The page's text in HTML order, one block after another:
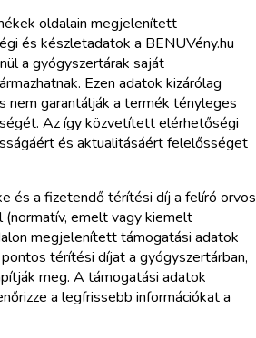
oldalain megjelenített
és készletadatok a BENUVény.hu
a gyógyszertárak saját
Ezen adatok kizárólag
nem garantálják a termék tényleges
Az így közvetített elérhetőségi
és aktualitásáért felelősséget
és a fizetendő térítési díj a felíró orvos
emelt vagy kiemelt
megjelenített támogatási adatok
térítési díjat a gyógyszertárban,
meg. A támogatási adatok
a legfrissebb információkat a